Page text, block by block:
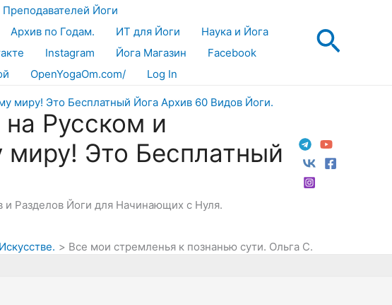
Преподавателей Йоги
Архив по Годам. ИТ для Йоги
Наука и Йога
Instagram Йога Магазин
Facebook
OpenYogaOm.com/ Log In
Русском и
миру! Это Бесплатный
и Разделов Йоги для Начинающих с Нуля.
Все мои стремленья к познанью сути. Ольга С.